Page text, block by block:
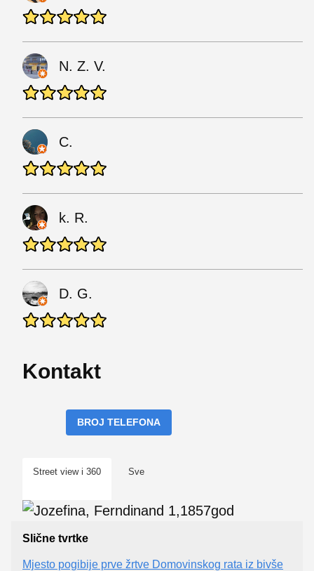
N. Z. V.
C.
k. R.
D. G.
Kontakt
BROJ TELEFONA
Street view i 360 Sve
Slične tvrtke
Mjesto pogibije prve žrtve Domovinskog rata iz bivše